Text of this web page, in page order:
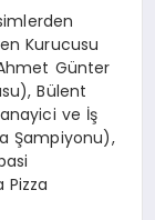
Kurucusu
Günter
Bülent
ve İş
Şampiyonu),